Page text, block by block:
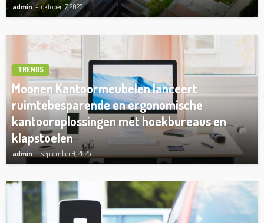
admin oktober 17, 2025
TRENDS
Moonen Kantoormeubelen lanceert
ruimtebesparende en ergonomische
kantooroplossingen met hoekbureaus en
klapstoelen
admin september 9, 2025